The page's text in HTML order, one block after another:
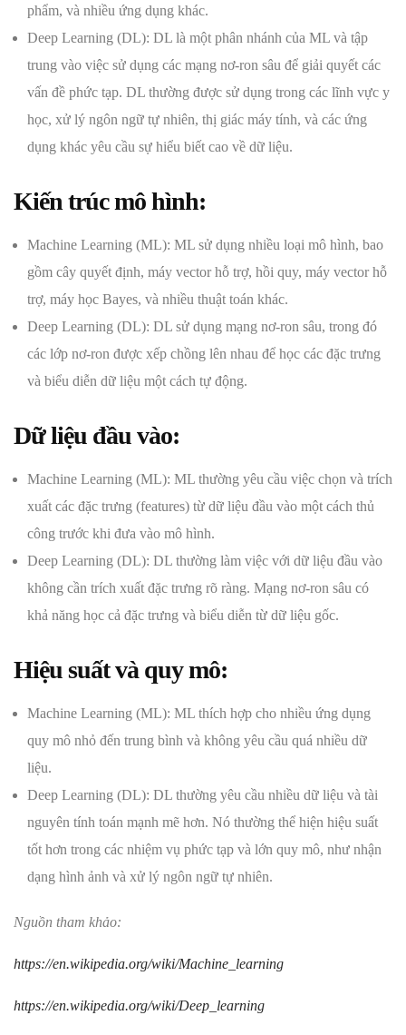
phẩm, và nhiều ứng dụng khác.
Deep Learning (DL): DL là một phân nhánh của ML và tập
trung vào việc sử dụng các mạng nơ-ron sâu để giải quyết các
vấn đề phức tạp. DL thường được sử dụng trong các lĩnh vực y
học, xử lý ngôn ngữ tự nhiên, thị giác máy tính, và các ứng
dụng khác yêu cầu sự hiểu biết cao về dữ liệu.
Kiến trúc mô hình:
Machine Learning (ML): ML sử dụng nhiều loại mô hình, bao
gồm cây quyết định, máy vector hỗ trợ, hồi quy, máy vector hỗ
trợ, máy học Bayes, và nhiều thuật toán khác.
Deep Learning (DL): DL sử dụng mạng nơ-ron sâu, trong đó
các lớp nơ-ron được xếp chồng lên nhau để học các đặc trưng
và biểu diễn dữ liệu một cách tự động.
Dữ liệu đầu vào:
Machine Learning (ML): ML thường yêu cầu việc chọn và trích
xuất các đặc trưng (features) từ dữ liệu đầu vào một cách thủ
công trước khi đưa vào mô hình.
Deep Learning (DL): DL thường làm việc với dữ liệu đầu vào
không cần trích xuất đặc trưng rõ ràng. Mạng nơ-ron sâu có
khả năng học cả đặc trưng và biểu diễn từ dữ liệu gốc.
Hiệu suất và quy mô:
Machine Learning (ML): ML thích hợp cho nhiều ứng dụng
quy mô nhỏ đến trung bình và không yêu cầu quá nhiều dữ
liệu.
Deep Learning (DL): DL thường yêu cầu nhiều dữ liệu và tài
nguyên tính toán mạnh mẽ hơn. Nó thường thể hiện hiệu suất
tốt hơn trong các nhiệm vụ phức tạp và lớn quy mô, như nhận
dạng hình ảnh và xử lý ngôn ngữ tự nhiên.
Nguồn tham khảo:
https://en.wikipedia.org/wiki/Machine_learning
https://en.wikipedia.org/wiki/Deep_learning